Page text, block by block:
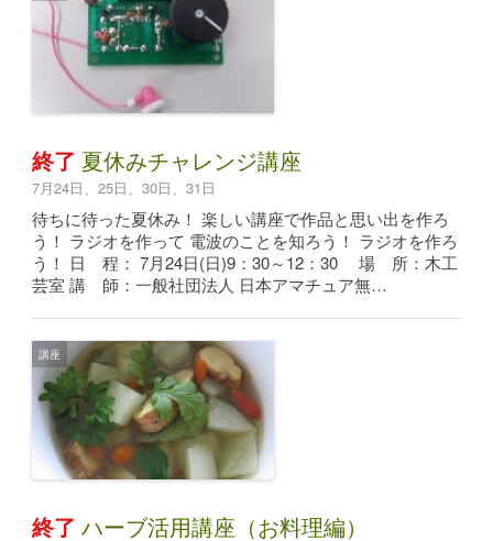
終了 夏休みチャレンジ講座
7月24日、25日、30日、31日
待ちに待った夏休み！ 楽しい講座で作品と思い出を作ろ
う！ ラジオを作って 電波のことを知ろう！ ラジオを作ろ
う！ 日 程： 7月24日(日)9：30～12：30 場 所：木工
芸室 講 師：一般社団法人 日本アマチュア無…
講座
終了ハーブ活用講座（お料理編）